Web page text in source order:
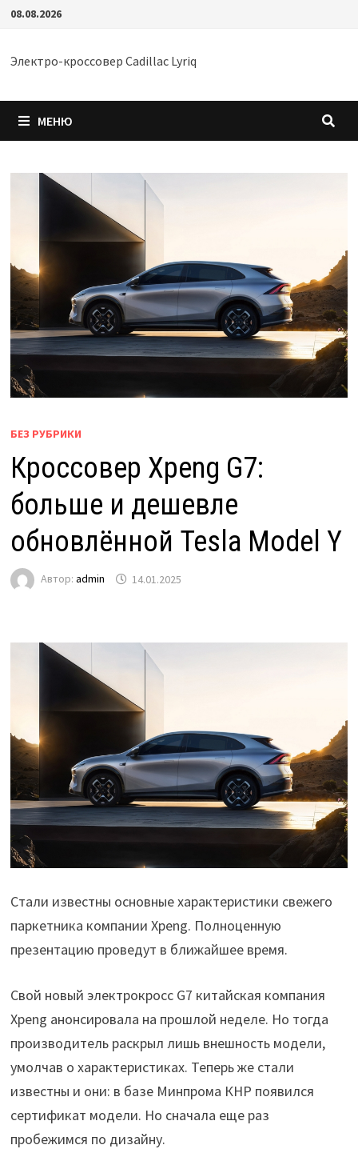
Перейти
содержимому
08.08.2026
Электро-кроссовер Cadillac Lyriq
МЕНЮ
БЕЗ РУБРИКИ
Кроссовер Xpeng G7:
больше и дешевле
обновлённой Tesla Model Y
Автор: admin 14.01.2025
Стали известны основные характеристики свежего
паркетника компании Xpeng. Полноценную
презентацию проведут в ближайшее время.
Свой новый электрокросс G7 китайская компания
Xpeng анонсировала на прошлой неделе. Но тогда
производитель раскрыл лишь внешность модели,
умолчав о характеристиках. Теперь же стали
известны и они: в базе Минпрома КНР появился
сертификат модели. Но сначала еще раз
пробежимся по дизайну.